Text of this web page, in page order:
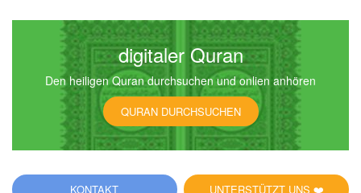
digitaler Quran
Den heiligen Quran durchsuchen und onlien anhören
QURAN DURCHSUCHEN
UNTERSTÜTZT UNS ❤️
KONTAKT